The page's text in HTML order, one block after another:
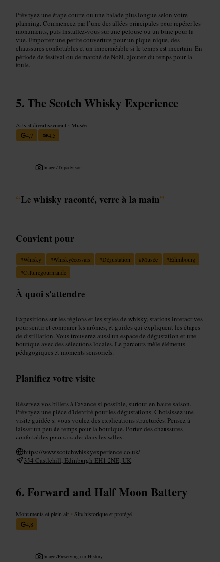
Prévoyez une étape courte ou une balade plus longue selon votre
planning. Commencez par l’une des allées principales pour repérer les
monuments, puis installez-vous sur une pelouse ou un banc pour la
vue. Emportez une petite couverture pour un pique-nique, des
chaussures confortables et un imperméable si le temps est incertain. En
période de festival ou de marché de Noël, ajoutez du temps pour la
foule.
The Scotch Whisky Experience
Arts et divertissement • Musée
4,7
4,5
Image /Tripadvisor
“Le whisky raconté, verre à la main”
Convient pour
#Whisky #Whiskyécossais #Dégustation #Musée #Edimbourg
#Culturegourmande
À quoi s'attendre
Expositions sur les régions et les styles de whisky, stations interactives
pour sentir et comparer les arômes, et guides qui expliquent les étapes
de distillation. Vous trouverez aussi un espace de dégustation et une
boutique avec des sélections locales. Le parcours mêle éléments
pédagogiques et moments sensoriels.
Planifiez votre visite
Réservez vos billets à l'avance si possible, surtout en haute saison.
Prévoyez une pièce d'identité pour les dégustations. Choisissez une
visite guidée si vous voulez des explications structurées. Pensez à
laisser un peu de temps pour la boutique. Portez des chaussures
confortables pour circuler dans les salles.
https://www.scotchwhiskyexperience.co.uk/
354 Castlehill, Edinburgh EH1 2NE, UK
Forward and Half Moon Battery
Monuments et plein air • Site historique et protégé
4,8
Image /Preserving our History